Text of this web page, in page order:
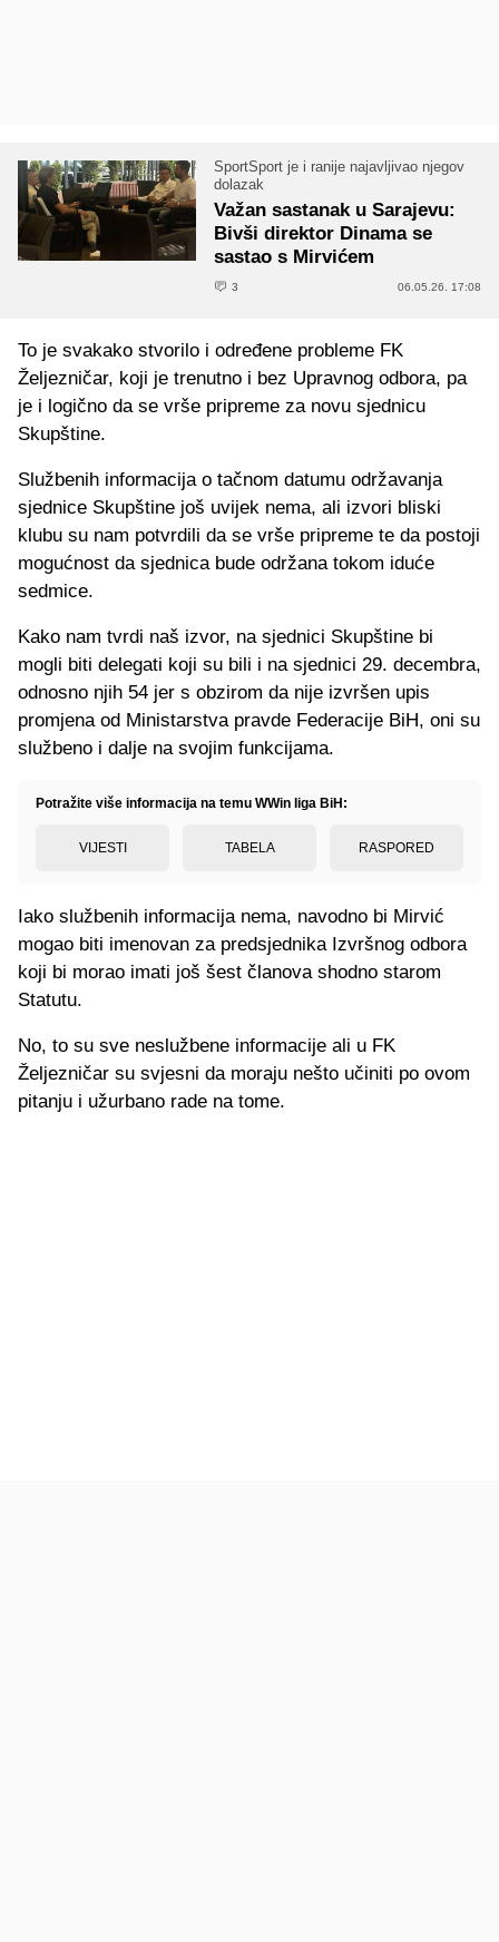
SportSport je i ranije najavljivao njegov
dolazak
Važan sastanak u Sarajevu:
Bivši direktor Dinama se
sastao s Mirvićem
3 06.05.26. 17:08
To je svakako stvorilo i određene probleme FK
Željezničar, koji je trenutno i bez Upravnog odbora, pa
je i logično da se vrše pripreme za novu sjednicu
Skupštine.
Službenih informacija o tačnom datumu održavanja
sjednice Skupštine još uvijek nema, ali izvori bliski
klubu su nam potvrdili da se vrše pripreme te da postoji
mogućnost da sjednica bude održana tokom iduće
sedmice.
Kako nam tvrdi naš izvor, na sjednici Skupštine bi
mogli biti delegati koji su bili i na sjednici 29. decembra,
odnosno njih 54 jer s obzirom da nije izvršen upis
promjena od Ministarstva pravde Federacije BiH, oni su
službeno i dalje na svojim funkcijama.
Potražite više informacija na temu WWin liga BiH:
VIJESTI TABELA RASPORED
Iako službenih informacija nema, navodno bi Mirvić
mogao biti imenovan za predsjednika Izvršnog odbora
koji bi morao imati još šest članova shodno starom
Statutu.
No, to su sve neslužbene informacije ali u FK
Željezničar su svjesni da moraju nešto učiniti po ovom
pitanju i užurbano rade na tome.